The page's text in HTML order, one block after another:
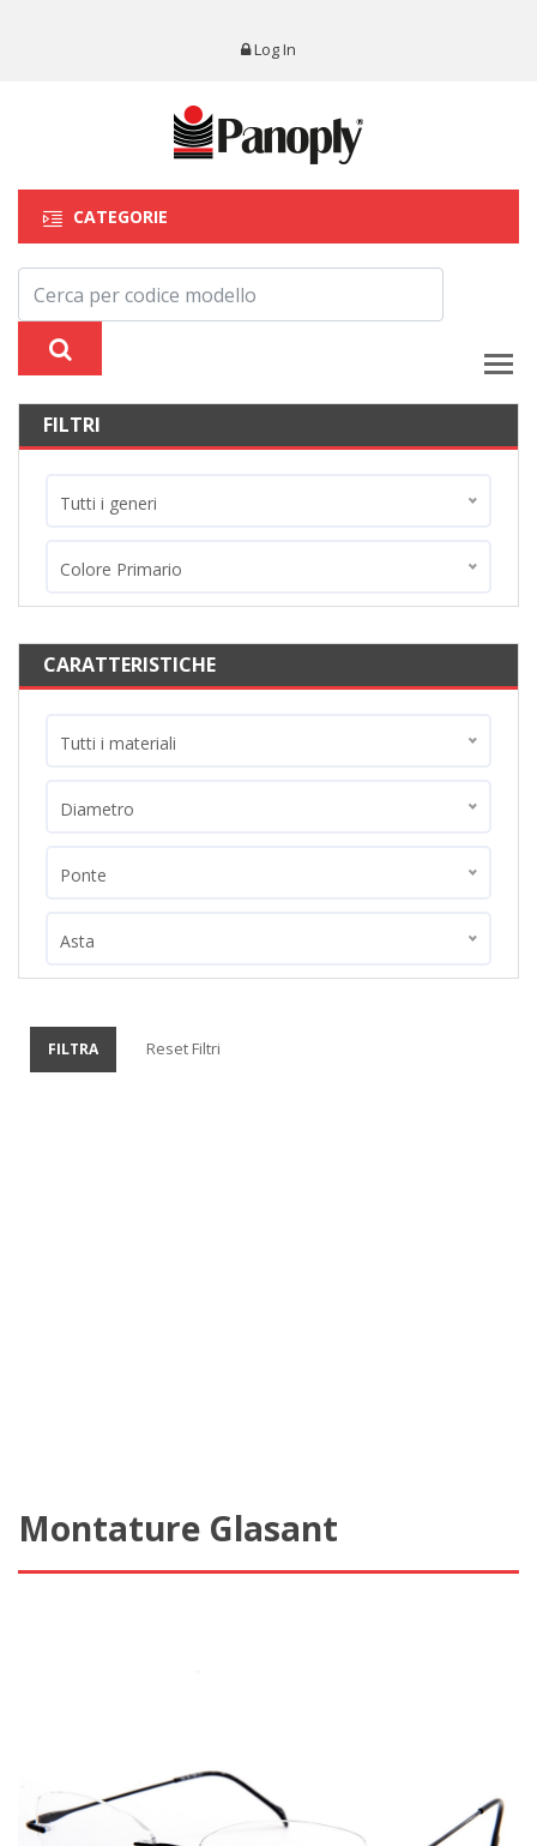
Log In
CATEGORIE
FILTRI
Tutti i generi
Colore Primario
CARATTERISTICHE
Tutti i materiali
Diametro
Ponte
Asta
FILTRA Reset Filtri
Montature Glasant